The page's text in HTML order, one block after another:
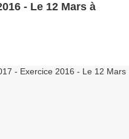
- Le 12 Mars à